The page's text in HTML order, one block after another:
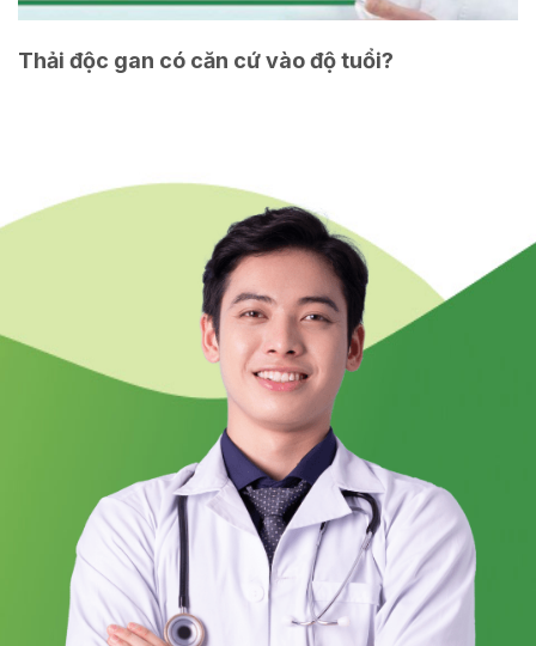
Thải độc gan có căn cứ vào độ tuổi?